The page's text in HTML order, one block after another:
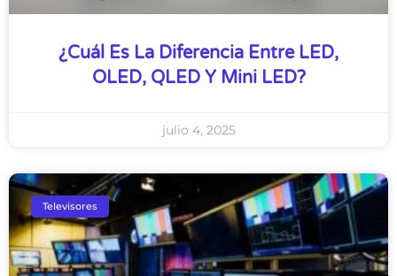
¿Cuál Es La Diferencia Entre LED,
OLED, QLED Y Mini LED?
julio 4, 2025
Televisores